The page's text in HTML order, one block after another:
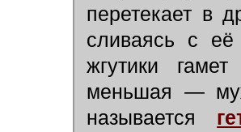
перетекает в
сливаясь с
жгутики
меньшая —
называется